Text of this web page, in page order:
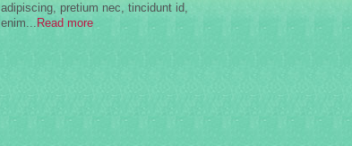
adipiscing, pretium nec, tincidunt id,
enim...
Read more